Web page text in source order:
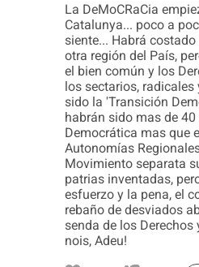
La DeMoCRaCia
Catalunya... poco a
siente... Habrá
otra región del País,
el bien común y los
los sectarios,
sido la 'Transición
habrán sido mas de
Democrática mas que
Autonomías
Movimiento separata
patrias inventadas,
esfuerzo y la pena, el
rebaño de desviados
senda de los
nois, Adeu!